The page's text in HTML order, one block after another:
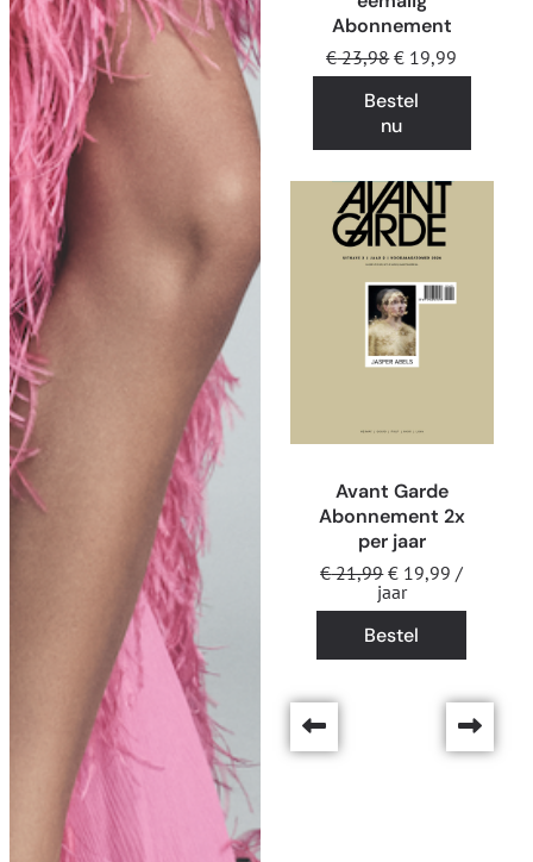
Abonnement
€23,98 € 19,99
Bestel
nu
Avant Garde
Abonnement 2x
per jaar
€21,99 € 19,99 /
jaar
Bestel